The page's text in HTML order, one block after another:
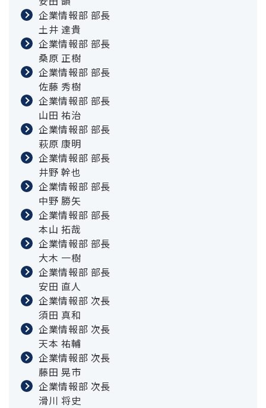
企業情報部 部長
土井 達貴
企業情報部 部長
桑原 正樹
企業情報部 部長
佐藤 秀樹
企業情報部 部長
山田 祐治
企業情報部 部長
萩原 康明
企業情報部 部長
井野 幹也
企業情報部 部長
中野 勝矢
企業情報部 部長
本山 拓哉
企業情報部 部長
大木 一樹
企業情報部 部長
安田 直人
企業情報部 次長
須田 真和
企業情報部 次長
天本 祐輔
企業情報部 次長
藤田 晃市
企業情報部 次長
滑川 将史